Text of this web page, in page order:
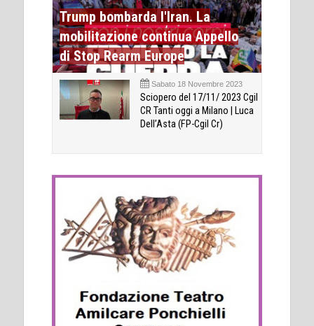
Trump bombarda l'Iran. La
mobilitazione continua Appello
di Stop Rearm Europe
Sabato 18 Novembre 2023
Sciopero del 17/11/ 2023 Cgil
CR Tanti oggi a Milano | Luca
Dell’Asta (FP-Cgil Cr)